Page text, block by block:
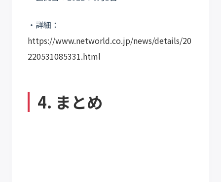
・詳細：
https://www.networld.co.jp/news/details/20
220531085331.html
4. まとめ